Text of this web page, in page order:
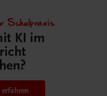
Schulpraxis
KI im
erfahren